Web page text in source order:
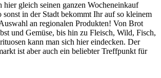
hier gleich seinen ganzen Wocheneinkauf
in der Stadt bekommt Ihr auf so kleinem
an regionalen Produkten! Von Brot
und Gemüse, bis hin zu Fleisch, Wild, Fisch,
kann man sich hier eindecken. Der
ist aber auch ein beliebter Treffpunkt für